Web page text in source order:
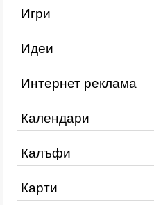
Игри
Идеи
Интернет реклама
Календари
Калъфи
Карти